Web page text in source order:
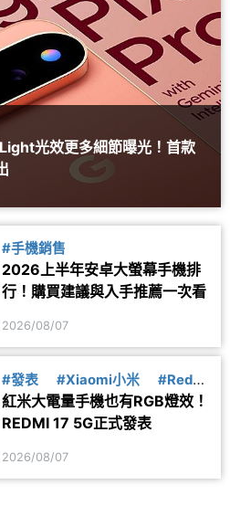
光效更多細節曝光！首款
#手機銷售
2026上半年安卓大螢幕手機排
行！購買建議與入手推薦一次看
2026/08/07
#發表 #Xiaomi小米
#Redmi
紅米
紅米大電量手機也有RGB燈效！
REDMI 17 5G正式發表
2026/08/07